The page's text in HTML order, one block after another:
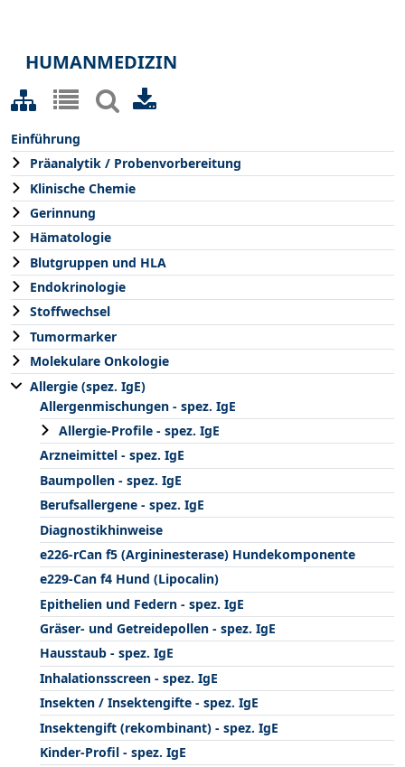
HUMANMEDIZIN
Einführung
Präanalytik / Probenvorbereitung
Klinische Chemie
Gerinnung
Hämatologie
Blutgruppen und HLA
Endokrinologie
Stoffwechsel
Tumormarker
Molekulare Onkologie
Allergie (spez. IgE)
Allergenmischungen - spez. IgE
Allergie-Profile - spez. IgE
Arzneimittel - spez. IgE
Baumpollen - spez. IgE
Berufsallergene - spez. IgE
Diagnostikhinweise
e226-rCan f5 (Argininesterase) Hundekomponente
e229-Can f4 Hund (Lipocalin)
Epithelien und Federn - spez. IgE
Gräser- und Getreidepollen - spez. IgE
Hausstaub - spez. IgE
Inhalationsscreen - spez. IgE
Insekten / Insektengifte - spez. IgE
Insektengift (rekombinant) - spez. IgE
Kinder-Profil - spez. IgE